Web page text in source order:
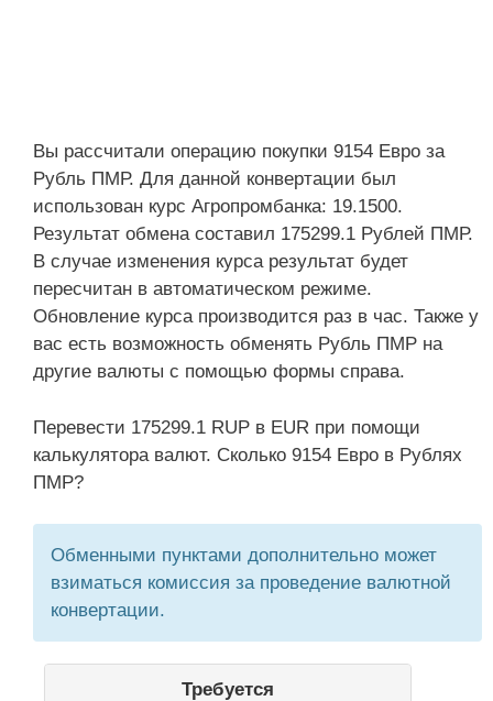
Вы рассчитали операцию покупки 9154 Евро за
Рубль ПМР. Для данной конвертации был
использован курс Агропромбанка: 19.1500.
Результат обмена составил 175299.1 Рублей ПМР.
В случае изменения курса результат будет
пересчитан в автоматическом режиме.
Обновление курса производится раз в час. Также у
вас есть возможность обменять Рубль ПМР на
другие валюты с помощью формы справа.
Перевести 175299.1 RUP в EUR при помощи
калькулятора валют. Сколько 9154 Евро в Рублях
ПМР?
Обменными пунктами дополнительно может
взиматься комиссия за проведение валютной
конвертации.
Требуется